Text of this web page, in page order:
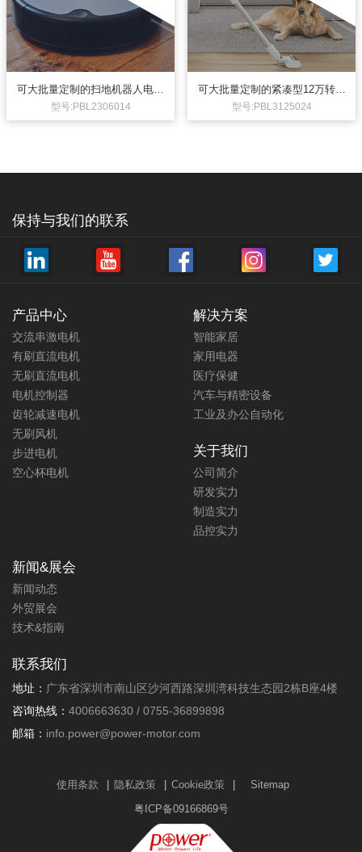
通讯调速。1对极电机转速可达
100000rpm。此电机控制板为非标
定制品，仅供参考。
应用领域：无绳吸尘器电机
电机控制板：70*27*15
1对极电机，转速可达
100000rpm。此控制板为非标定制
品，仅供参考。
应用：无绳吸尘器、吸痰器、攀爬
设备等
电机控制板：Φ56*H24
尘器电机19.3V180W直流电机
转速:17500rpm
经典手持式吸尘器19.3V直流电机，
为某知名吸尘器品牌开发，为手持
式吸尘器提供最佳转速和吸力，高
转速，长寿命，可定制范围广。力
辉电机拥有成熟的吸尘器电机定制
平台，可提供庞大的参考样机，定
制周期短，节约成本。
更多详情+
25.2V158.7 W无刷直流电机
转速:100000 RPM
紧凑型吸尘器25.2V无刷直流电机，
为某知名吸尘器品牌开发，为吸尘
器提供最佳转速和吸力，高转速，
大吸力，结构紧凑，重量轻。力辉
电机拥有成熟的吸尘器电机定制平
台，可提供庞大的参考样机，定制
周期短，节约成本。
可大批量定制的扫地机器人电机
智能吸尘器电机14V20.4W无刷
直流电机
型号:PBL2306014
电机
功率:20.4W
经典家用扫地机器人14V无刷直流
化设计，长寿命，低噪音，电压可
定制。力辉电机拥有成熟的吸尘器
电机定制平台，可提供庞大的参考
样机，定制周期短，节约成本。
更多详情+
可大批量定制的紧凑型12万转手
持式吸尘器电机24V500W无刷直
流电机
型号:PBL3125024
积小，重量轻，寿命长，噪音低。
力辉电机拥有成熟的吸尘器电机定
制平台，可提供庞大的样机数据作
更多详情+
保持与我们的联系
产品中心
交流串激电机
有刷直流电机
无刷直流电机
电机控制器
齿轮减速电机
无刷风机
步进电机
空心杯电机
解决方案
智能家居
家用电器
医疗保健
汽车与精密设备
工业及办公自动化
关于我们
公司简介
研发实力
制造实力
品控实力
新闻&展会
新闻动态
外贸展会
技术&指南
联系我们
地址： 广东省深圳市南山区沙河西路深圳湾科技生态园2栋B座4楼
咨询热线： 4006663630 / 0755-36899898
邮箱： info.power@power-motor.com
使用条款 隐私政策 Cookie政策
Sitemap
粤ICP备09166869号